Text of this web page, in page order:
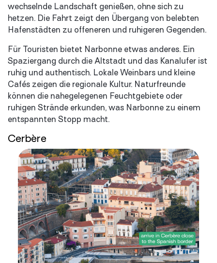
wechselnde Landschaft genießen, ohne sich zu
hetzen. Die Fahrt zeigt den Übergang von belebten
Hafenstädten zu offeneren und ruhigeren Gegenden.
Für Touristen bietet Narbonne etwas anderes. Ein
Spaziergang durch die Altstadt und das Kanalufer ist
ruhig und authentisch. Lokale Weinbars und kleine
Cafés zeigen die regionale Kultur. Naturfreunde
können die nahegelegenen Feuchtgebiete oder
ruhigen Strände erkunden, was Narbonne zu einem
entspannten Stopp macht.
Cerbère